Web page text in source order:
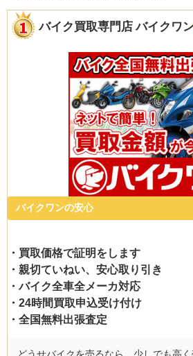
バイク買取専門店 バイクワ
バイクワンの安心
・買取価格で証明をします
・親切ていねい、安心取り引き
・バイク全車全メーカ対応
・24時間買取申込受け付け
・全国無料出張査定
どうせバイクを売るなら、少しでも高